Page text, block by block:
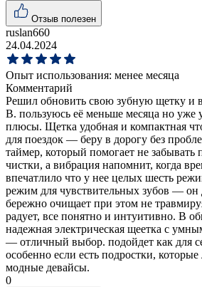
Отзыв полезен
ruslan660
24.04.2024
Опыт использования: менее месяца
Комментарий
Решил обновить свою зубную щетку и
B. пользуюсь её меньше месяца но уже
плюсы. Щетка удобная и компактная
для поездок — беру в дорогу без
таймер, который помогает не забывать
чистки, а вибрация напомнит, когда
впечатлило что у нее целых шесть
режим для чувствительных зубов — он
бережно очищает при этом не
радует, все понятно и интуитивно. В
надежная электрическая щеетка с
— отличный выбор. подойдет как для
особенно если есть подростки,
модные девайсы.
0